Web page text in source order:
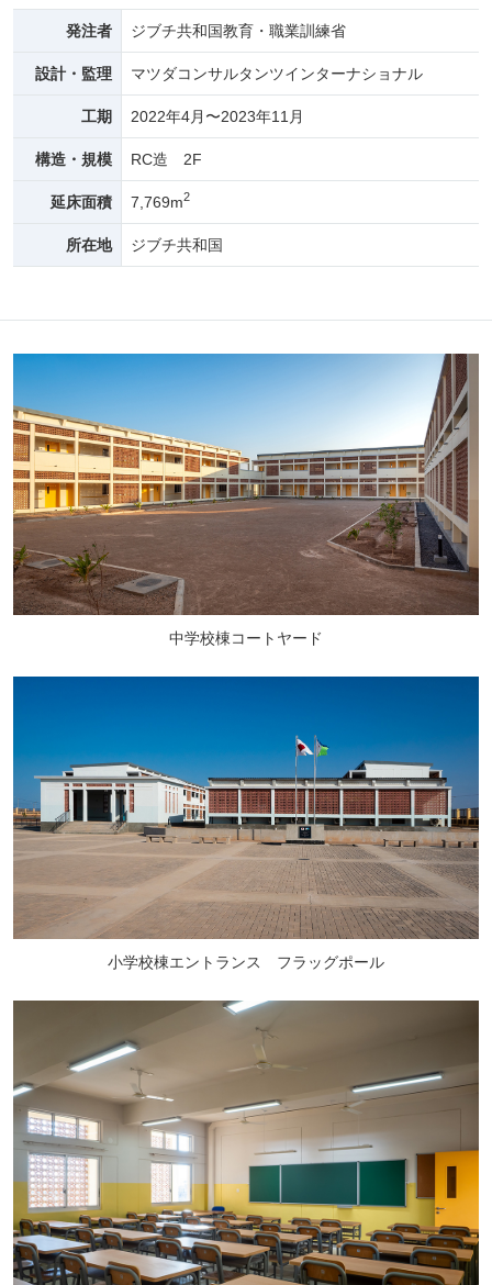
発注者 ジブチ共和国教育・職業訓練省
設計・監理 マツダコンサルタンツインターナショナル
工期 2022年4月〜2023年11月
構造・規模 RC造 2F
延床面積 7,769m2
所在地 ジブチ共和国
中学校棟コートヤード
小学校棟エントランス フラッグポール